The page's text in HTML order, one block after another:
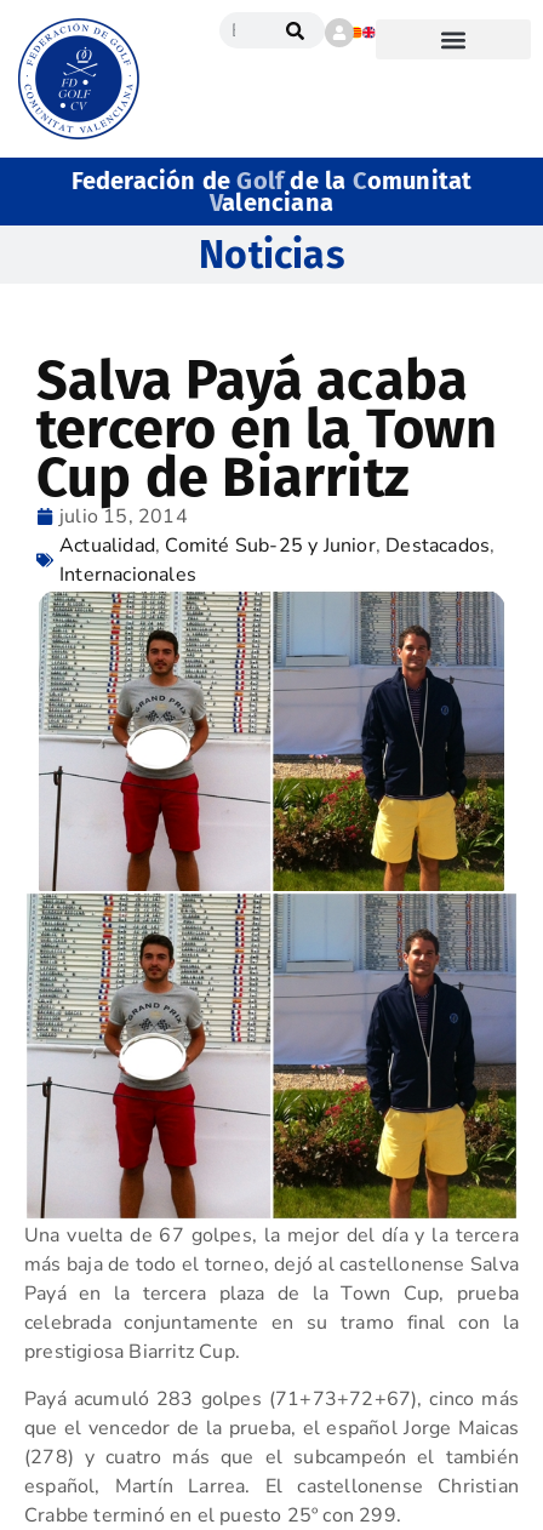
Federación deGolfde la Comunitat
Valenciana
Noticias
Salva Payá acaba
tercero en la Town
Cup de Biarritz
julio 15, 2014
Actualidad, Comité Sub-25 y Junior, Destacados,
Internacionales
Una vuelta de 67 golpes, la mejor del día y la tercera
más baja de todo el torneo, dejó al castellonense Salva
Payá en la tercera plaza de la Town Cup, prueba
celebrada conjuntamente en su tramo final con la
prestigiosa Biarritz Cup.
Payá acumuló 283 golpes (71+73+72+67), cinco más
que el vencedor de la prueba, el español Jorge Maicas
(278) y cuatro más que el subcampeón el también
español, Martín Larrea. El castellonense Christian
Crabbe terminó en el puesto 25º con 299.